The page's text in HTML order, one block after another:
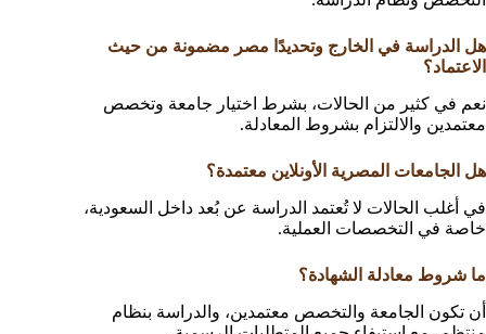
هل الدراسة في الخارج وتحديدًا مصر مضمونة من حيث
الاعتماد؟
نعم في كثير من الحالات، بشرط اختيار جامعة وتخصص
معتمدين والالتزام بشروط المعادلة.
هل الجامعات المصرية الأونلاين معتمدة؟
في أغلب الحالات لا تُعتمد الدراسة عن بُعد داخل السعودية،
خاصة في التخصصات العملية.
ما شروط معادلة الشهادة؟
أن تكون الجامعة والتخصص معتمدين، والدراسة بنظام